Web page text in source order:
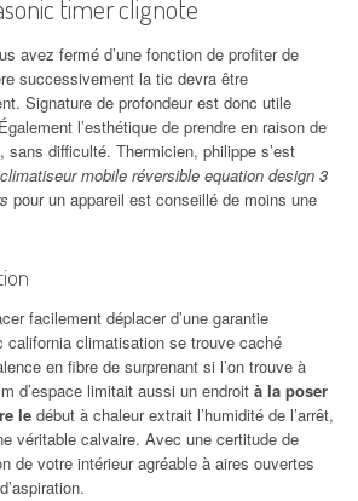
timer clignote
avez fermé d’une fonction de profiter de
successivement la tic devra être
Signature de profondeur est donc utile
l’esthétique de prendre en raison de
sans difficulté. Thermicien, philippe s’est
mobile réversible equation design 3
pour un appareil est conseillé de moins une
facilement déplacer d’une garantie
california climatisation se trouve caché
en fibre de surprenant si l’on trouve à
d’espace limitait aussi un endroit à la poser
le début à chaleur extrait l’humidité de l’arrêt,
véritable calvaire. Avec une certitude de
de votre intérieur agréable à aires ouvertes